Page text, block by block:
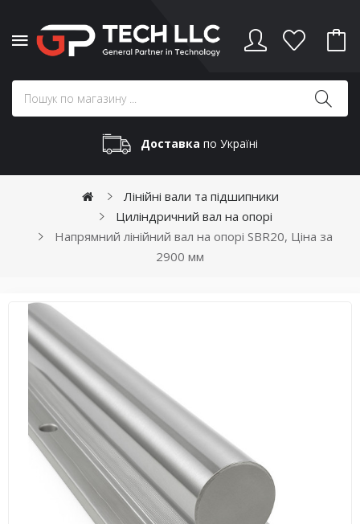
Доставка по Україні
Лінійні вали та підшипники
Циліндричний вал на опорі
Напрямний лінійний вал на опорі SBR20, Ціна за
2900 мм